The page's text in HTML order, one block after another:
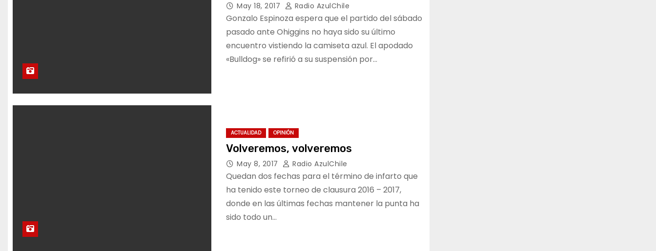
May 18, 2017 Radio AzulChile
Gonzalo Espinoza espera que el partido del sábado
pasado ante Ohiggins no haya sido su último
encuentro vistiendo la camiseta azul. El apodado
«Bulldog» se refirió a su suspensión por…
ACTUALIDAD OPINIÓN
Volveremos, volveremos
May 8, 2017 Radio AzulChile
Quedan dos fechas para el término de infarto que
ha tenido este torneo de clausura 2016 – 2017,
donde en las últimas fechas mantener la punta ha
sido todo un…